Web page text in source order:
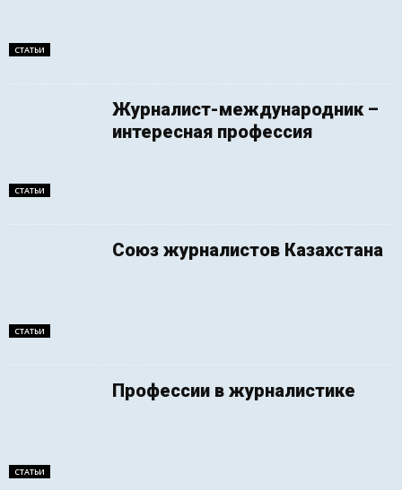
СТАТЬИ
СТАТЬИ
Журналист-международник –
интересная профессия
СТАТЬИ
Союз журналистов Казахстана
СТАТЬИ
Профессии в журналистике